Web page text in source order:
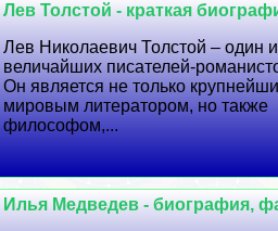
Лев Толстой - краткая
Лев Николаевич Толстой – один
величайших писателей-
Он является не только
мировым литератором, но также
философом,...
Илья Медведев - биография,